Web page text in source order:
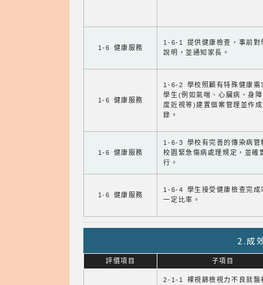
1-6 健康服務
1-6-1 提供健康檢查，事前對
說明，並通知家長。
1-6 健康服務
1-6-2 學校照顧有特殊健康需
學生(例如氣喘、心臟病、身
度近視等)建置個案管理並作
錄。
1-6 健康服務
1-6-3 學校有完善的傳染病管
校園緊急傷病處理規定，並確
行。
1-6 健康服務
1-6-4 學生接受健康檢查完成
一定比率。
2.成
評價項目 子項目
2-1-1 裸視篩檢視力不良就醫